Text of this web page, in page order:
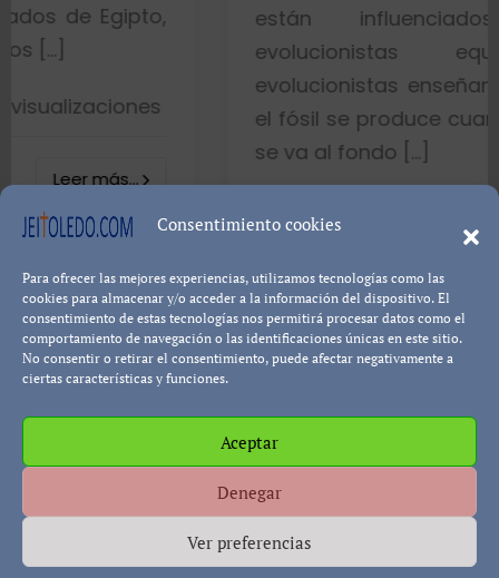
Consentimiento cookies
Para ofrecer las mejores experiencias, utilizamos tecnologías como las
cookies para almacenar y/o acceder a la información del dispositivo. El
consentimiento de estas tecnologías nos permitirá procesar datos como el
comportamiento de navegación o las identificaciones únicas en este sitio.
No consentir o retirar el consentimiento, puede afectar negativamente a
ciertas características y funciones.
Aceptar
Denegar
Ver preferencias
están influenciados por
evolucionistas equivocadas.
evolucionistas enseñan con gráficos
el fósil se produce cuando el pez
se va al fondo […]
Pablo Blanco Leer
Responsabilidad